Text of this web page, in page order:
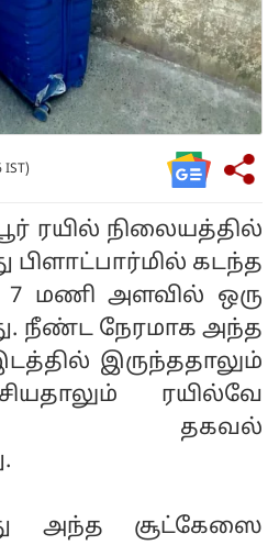
IST)
ரயில் நிலையத்தில்
கடந்த
7 மணி அளவில் ஒரு
நீண்ட நேரமாக அந்த
இருந்ததாலும்
ரயில்வே
தகவல்
அந்த சூட்கேஸை